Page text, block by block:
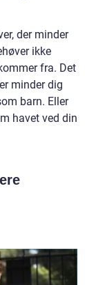
der minder
ikke
fra. Det
minder dig
barn. Eller
havet ved din